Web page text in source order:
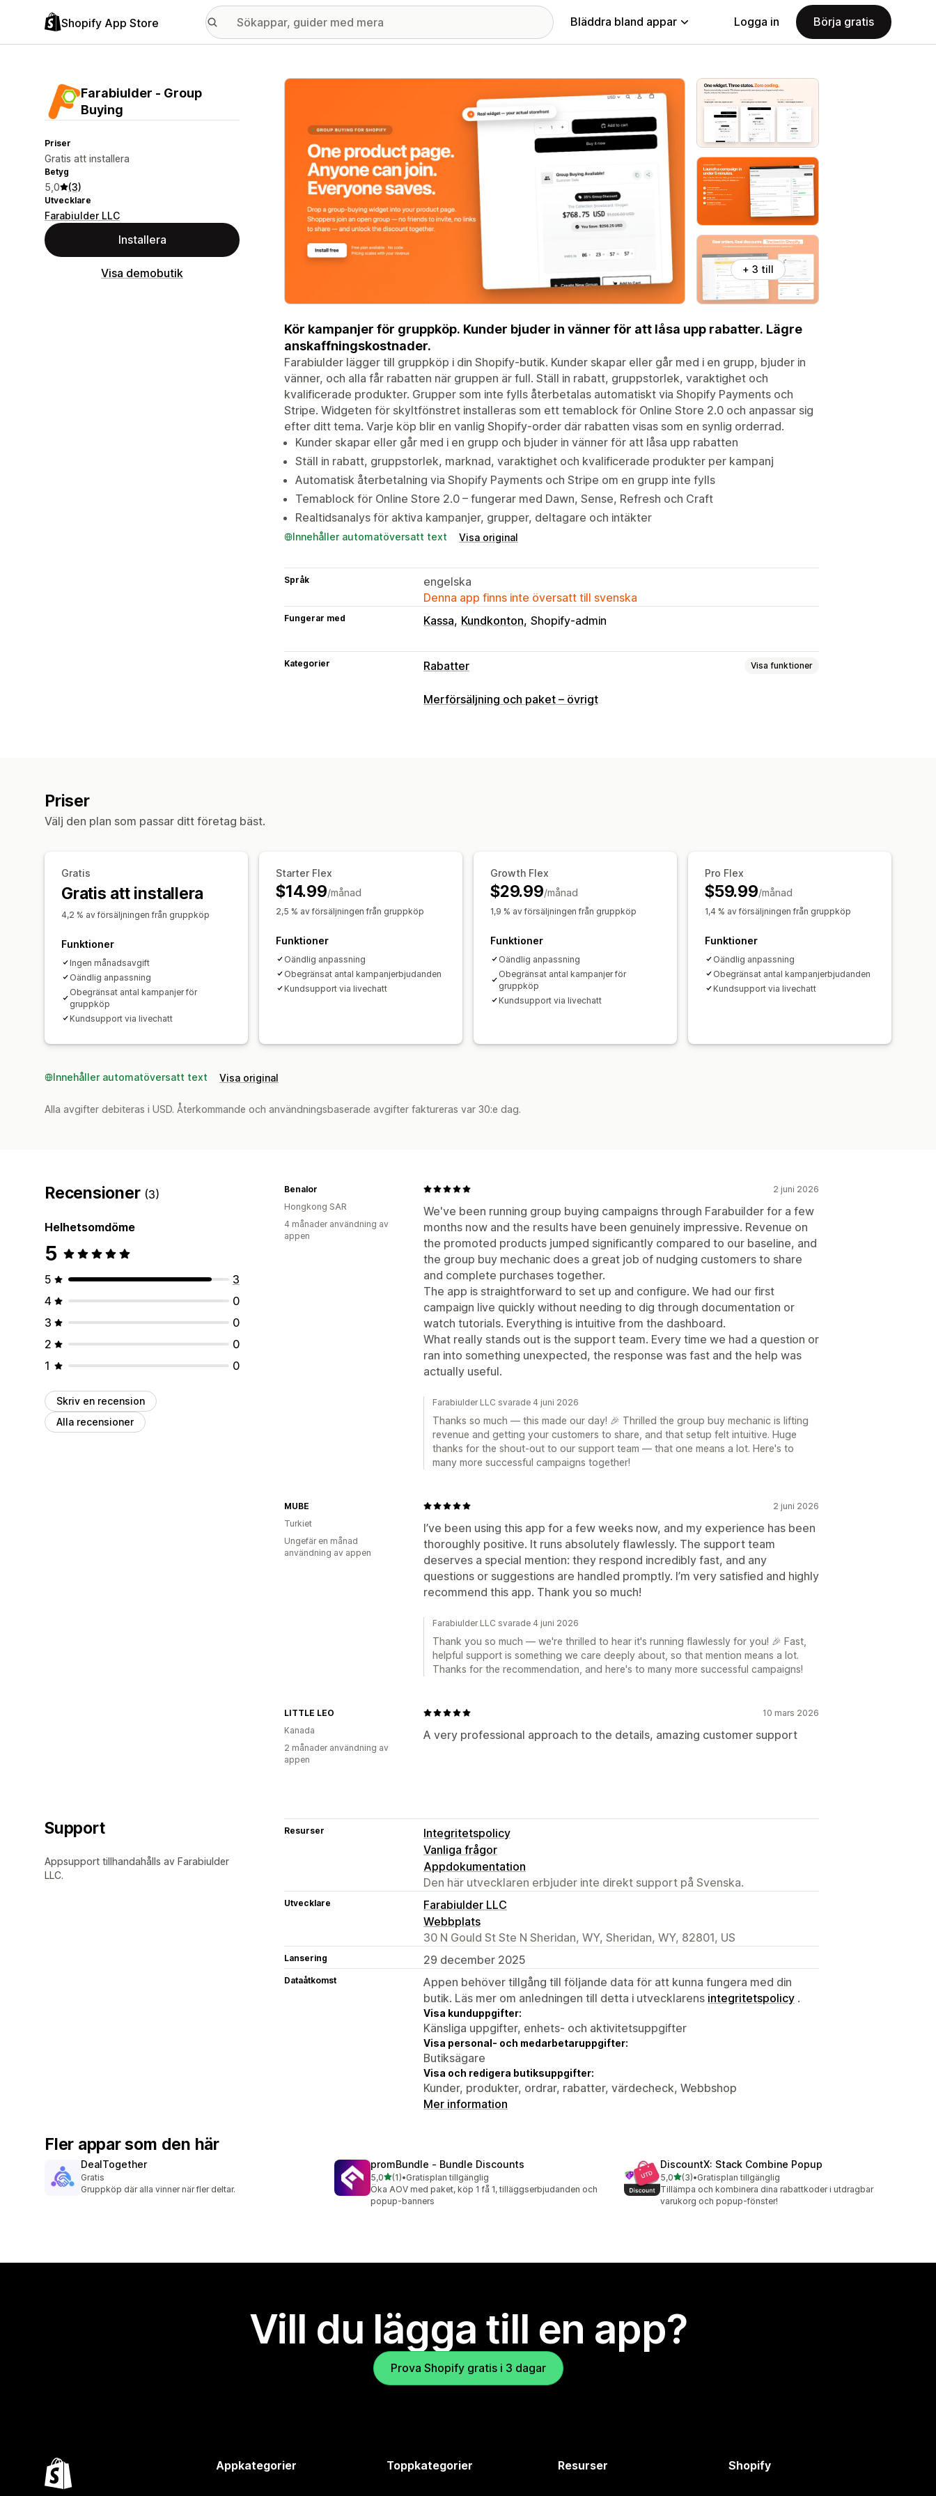
Shopify App Store Bläddra bland appar Logga in Börja gratis
Farabiulder ‑ Group
Buying
Priser
Gratis att installera
Betyg
5,0 (3)
Utvecklare
Farabiulder LLC
Installera
Visa demobutik
Galleri med utvalda bilder
+ 3 till
Kör kampanjer för gruppköp. Kunder bjuder in vänner för att låsa upp rabatter. Lägre
anskaffningskostnader.
Farabiulder lägger till gruppköp i din Shopify-butik. Kunder skapar eller går med i en grupp, bjuder in
vänner, och alla får rabatten när gruppen är full. Ställ in rabatt, gruppstorlek, varaktighet och
kvalificerade produkter. Grupper som inte fylls återbetalas automatiskt via Shopify Payments och
Stripe. Widgeten för skyltfönstret installeras som ett temablock för Online Store 2.0 och anpassar sig
efter ditt tema. Varje köp blir en vanlig Shopify-order där rabatten visas som en synlig orderrad.
Kunder skapar eller går med i en grupp och bjuder in vänner för att låsa upp rabatten
Ställ in rabatt, gruppstorlek, marknad, varaktighet och kvalificerade produkter per kampanj
Automatisk återbetalning via Shopify Payments och Stripe om en grupp inte fylls
Temablock för Online Store 2.0 – fungerar med Dawn, Sense, Refresh och Craft
Realtidsanalys för aktiva kampanjer, grupper, deltagare och intäkter
Innehåller automatöversatt text Visa original
Språk
engelska
Denna app finns inte översatt till svenska
Fungerar med Kassa Kundkonton Shopify-admin
Kategorier Rabatter Visa funktioner
Rabattyper
Merförsäljning och paket – övrigt
Priser
Välj den plan som passar ditt företag bäst.
Gratis
Gratis att installera
4,2 % av försäljningen från gruppköp
Funktioner
Ingen månadsavgift
Oändlig anpassning
Obegränsat antal kampanjer för
gruppköp
Kundsupport via livechatt
Starter Flex
$14.99/månad
2,5 % av försäljningen från gruppköp
Funktioner
Oändlig anpassning
Obegränsat antal kampanjerbjudanden
Kundsupport via livechatt
Growth Flex
$29.99/månad
1,9 % av försäljningen från gruppköp
Funktioner
Oändlig anpassning
Obegränsat antal kampanjer för
gruppköp
Kundsupport via livechatt
Pro Flex
$59.99/månad
1,4 % av försäljningen från gruppköp
Funktioner
Oändlig anpassning
Obegränsat antal kampanjerbjudanden
Kundsupport via livechatt
Innehåller automatöversatt text Visa original
Alla avgifter debiteras i USD. Återkommande och användningsbaserade avgifter faktureras var 30:e dag.
Recensioner (3)
Helhetsomdöme
5
5
3
4
0
3
0
2
0
1
0
Skriv en recension
Alla recensioner
2 juni 2026
We've been running group buying campaigns through Farabuilder for a few
months now and the results have been genuinely impressive. Revenue on
the promoted products jumped significantly compared to our baseline, and
the group buy mechanic does a great job of nudging customers to share
and complete purchases together.
The app is straightforward to set up and configure. We had our first
campaign live quickly without needing to dig through documentation or
watch tutorials. Everything is intuitive from the dashboard.
What really stands out is the support team. Every time we had a question or
ran into something unexpected, the response was fast and the help was
actually useful.
Benalor
Hongkong SAR
4 månader användning av
appen
Farabiulder LLC svarade 4 juni 2026
Thanks so much — this made our day! 🎉 Thrilled the group buy mechanic is lifting
revenue and getting your customers to share, and that setup felt intuitive. Huge
thanks for the shout-out to our support team — that one means a lot. Here's to
many more successful campaigns together!
2 juni 2026
I’ve been using this app for a few weeks now, and my experience has been
thoroughly positive. It runs absolutely flawlessly. The support team
deserves a special mention: they respond incredibly fast, and any
questions or suggestions are handled promptly. I’m very satisfied and highly
recommend this app. Thank you so much!
MUBE
Turkiet
Ungefär en månad
användning av appen
Farabiulder LLC svarade 4 juni 2026
Thank you so much — we're thrilled to hear it's running flawlessly for you! 🎉 Fast,
helpful support is something we care deeply about, so that mention means a lot.
Thanks for the recommendation, and here's to many more successful campaigns!
10 mars 2026
A very professional approach to the details, amazing customer support
LITTLE LEO
Kanada
2 månader användning av
appen
Support
Appsupport tillhandahålls av Farabiulder
LLC.
Resurser
Integritetspolicy
Vanliga frågor
Appdokumentation
Den här utvecklaren erbjuder inte direkt support på Svenska.
Utvecklare
Farabiulder LLC
Webbplats
30 N Gould St Ste N Sheridan, WY, Sheridan, WY, 82801, US
Lansering 29 december 2025
Dataåtkomst
Appen behöver tillgång till följande data för att kunna fungera med din
butik. Läs mer om anledningen till detta i utvecklarens integritetspolicy .
Visa kunduppgifter:
Känsliga uppgifter, enhets- och aktivitetsuppgifter
Visa personal- och medarbetaruppgifter:
Butiksägare
Visa och redigera butiksuppgifter:
Kunder, produkter, ordrar, rabatter, värdecheck, Webbshop
Mer information
Fler appar som den här
DealTogether
Gratis
Gruppköp där alla vinner när fler deltar.
promBundle ‑ Bundle Discounts
5,0av 5 stjärnor
(1)
1 recensioner totalt
•Gratisplan tillgänglig
Öka AOV med paket, köp 1 få 1, tilläggserbjudanden och
popup-banners
DiscountX: Stack Combine Popup
5,0av 5 stjärnor
(3)
3 recensioner totalt
•Gratisplan tillgänglig
Tillämpa och kombinera dina rabattkoder i utdragbar
varukorg och popup-fönster!
Vill du lägga till en app?
Prova Shopify gratis i 3 dagar
Appkategorier Toppkategorier Resurser Shopify